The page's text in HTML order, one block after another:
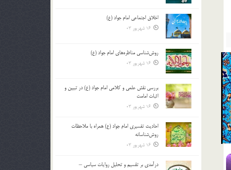
اخلاق اجتماعی امام جواد (ع)
16 شهریور 03
روش‌شناسی مناظره‌های امام جواد (ع)
16 شهریور 03
بررسی نقش علمی و کلامی امام جواد (ع) در تبیین و
اثبات امامت
16 شهریور 03
احادیث تفسیری امام جواد (ع) همراه با ملاحظات
روش‌شناسانه
16 شهریور 03
درآمدی بر تقسیم و تحلیل روایات سیاسی –